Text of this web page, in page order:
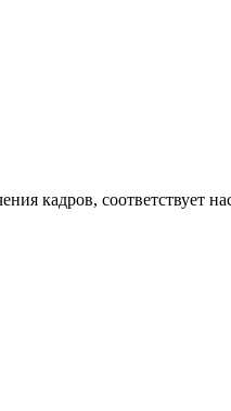
кадров, соответствует